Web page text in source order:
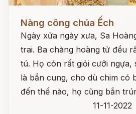
Nàng công chúa Ếch
Ngày xửa ngày xưa, Sa
trai. Ba chàng hoàng tử đều
tú. Họ còn rất giỏi cưỡi ngựa,
là bắn cung, cho dù chim có
đến thế nào, họ cũng bắn
11-11-2022